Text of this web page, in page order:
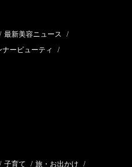
/ 最新美容ニュース /
ナービューティ /
/ 子育て / 旅・お出かけ /